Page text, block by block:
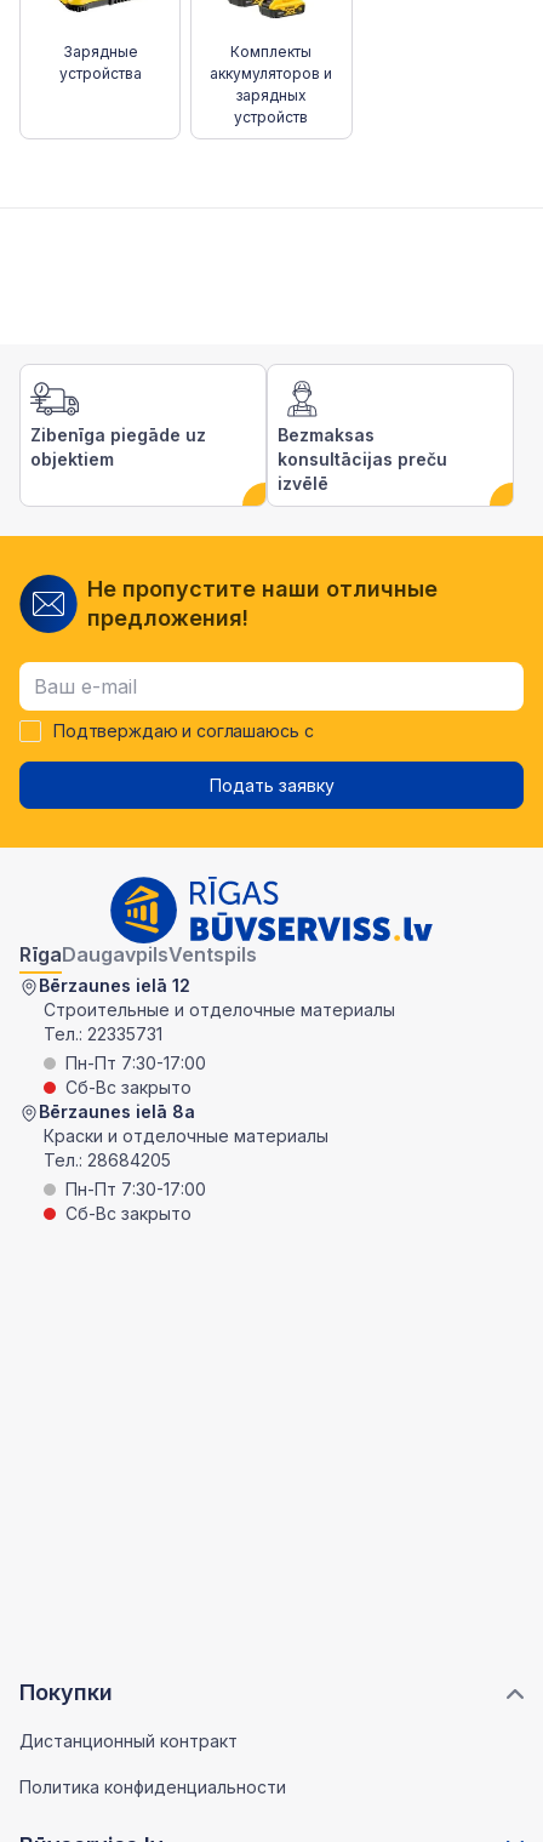
Зарядные
устройства
Комплекты
аккумуляторов и
зарядных
устройств
Zibenīga piegāde uz
objektiem
Bezmaksas
konsultācijas preču
izvēlē
Не пропустите наши отличные
предложения!
Подтверждаю и соглашаюсь с
Подать заявку
Покупки
Дистанционный контракт
Политика конфиденциальности
RīgaDaugavpilsVentspils
Bērzaunes ielā 12
Строительные и отделочные материалы
Тел.: 22335731
Пн-Пт 7:30-17:00
Сб-Вс закрыто
Bērzaunes ielā 8a
Краски и отделочные материалы
Тел.: 28684205
Пн-Пт 7:30-17:00
Сб-Вс закрыто